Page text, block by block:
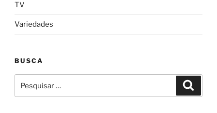
TV
Variedades
BUSCA
por: